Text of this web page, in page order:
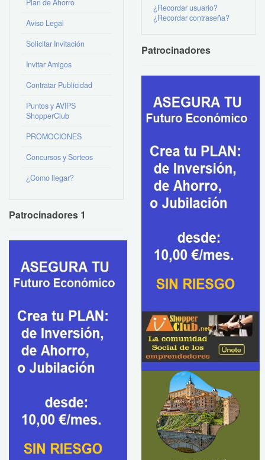
Plan de Ahorro
Aviso Legal
Solicitar Invitación
Invitar Amigos
Contratar Publicidad
Puntos y AVIPS
ShopperClub
PROMOCIONES
Concursos y Sorteos
¿Como llegar?
Patrocinadores 1
¿Recordar usuario?
¿Recordar contraseña?
Patrocinadores